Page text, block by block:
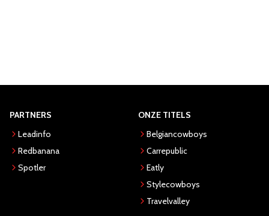
PARTNERS
Leadinfo
Redbanana
Spotler
ONZE TITELS
Belgiancowboys
Carrepublic
Eatly
Stylecowboys
Travelvalley